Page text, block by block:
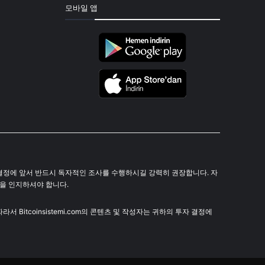
모바일 앱
에 앞서 반드시 독자적인 조사를 수행하시길 강력히 권장합니다. 자
인지하셔야 합니다.
서 Bitcoinsistemi.com의 콘텐츠 및 작성자는 귀하의 투자 결정에